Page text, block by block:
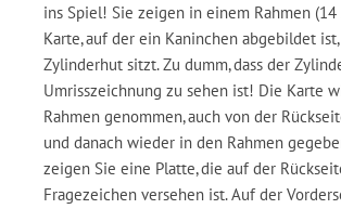
ins Spiel! Sie zeigen in einem Rahmen
Karte, auf der ein Kaninchen abgebildet
Zylinderhut sitzt. Zu dumm, dass der
Umrisszeichnung zu sehen ist! Die Karte
Rahmen genommen, auch von der
und danach wieder in den Rahmen
zeigen Sie eine Platte, die auf der
Fragezeichen versehen ist. Auf der